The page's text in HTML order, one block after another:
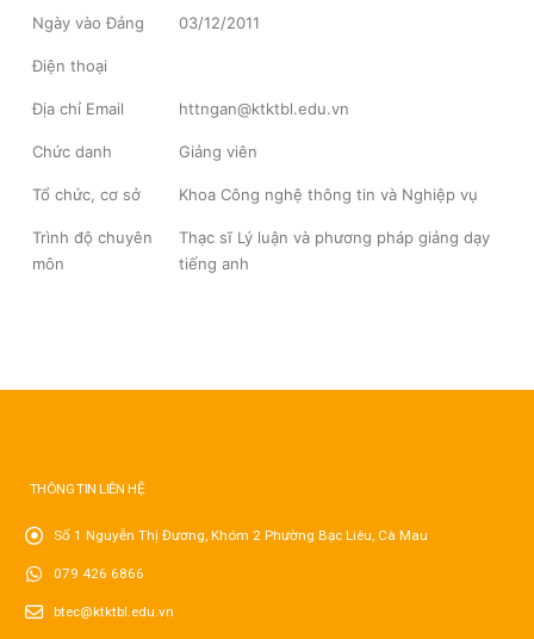
Ngày vào Đảng 03/12/2011
Điện thoại
Địa chỉ Email httngan@ktktbl.edu.vn
Chức danh Giảng viên
Tổ chức, cơ sở Khoa Công nghệ thông tin và Nghiệp vụ
Trình độ chuyên
môn
Thạc sĩ Lý luận và phương pháp giảng dạy
tiếng anh
THÔNG TIN LIÊN HỆ
Số 1 Nguyễn Thị Đương, Khóm 2 Phường Bạc Liêu, Cà Mau
079 426 6866
btec@ktktbl.edu.vn